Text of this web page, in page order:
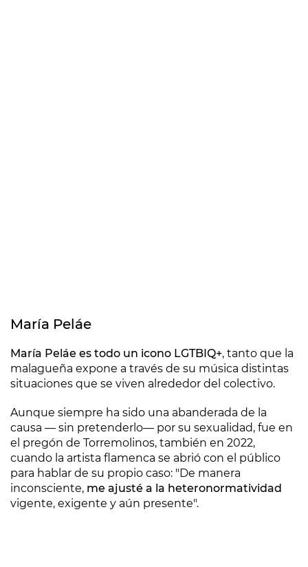
María Peláe
María Peláe es todo un icono LGTBIQ+, tanto que la
malagueña expone a través de su música distintas
situaciones que se viven alrededor del colectivo.
Aunque siempre ha sido una abanderada de la
causa — sin pretenderlo— por su sexualidad, fue en
el pregón de Torremolinos, también en 2022,
cuando la artista flamenca se abrió con el público
para hablar de su propio caso: "De manera
inconsciente, me ajusté a la heteronormatividad
vigente, exigente y aún presente".